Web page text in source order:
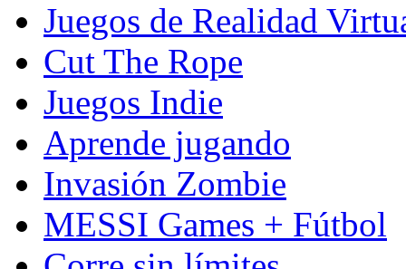
Juegos de Realidad
Cut The Rope
Juegos Indie
Aprende jugando
Invasión Zombie
MESSI Games + Fútbol